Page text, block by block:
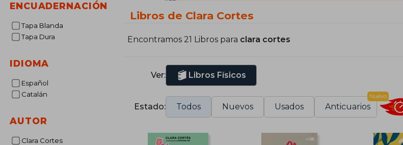
ENCUADERNACIÓN
Tapa Blanda
Tapa Dura
IDIOMA
Español
Catalán
AUTOR
Clara Cortes
Su obra más destacada es "Al final de la
Caixa/Plataforma. Esta novela,
diversidad. Posteriormente, publicó
consolidándose como una autora
Libros de Clara Cortes
Encontramos 21 Libros para clara cortes
Ver: Libros Físicos
Estado: Todos Nuevos Usados Anticuarios
Nuevo